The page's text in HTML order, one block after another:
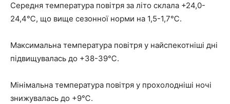
Середня температура повітря за літо склала +24,0-
24,4℃, що вище сезонної норми на 1,5-1,7℃.
Максимальна температура повітря у найспекотніші дні
підвищувалась до +38-39℃.
Мінімальна температура повітря у прохолодніші ночі
знижувалась до +9℃.